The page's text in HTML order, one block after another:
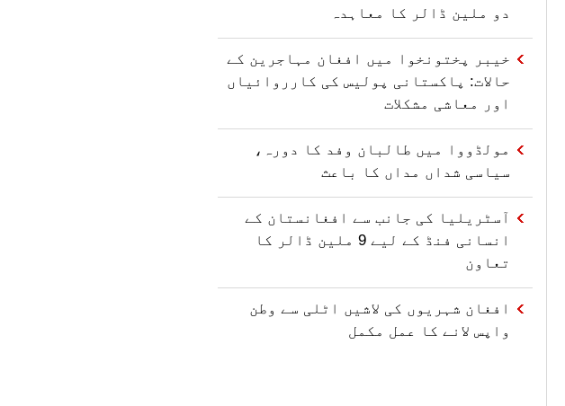
دو ملین ڈالر کا معاہدہ
خیبر پختونخوا میں افغان مہاجرین کے
حالات: پاکستانی پولیس کی کارروائیاں
اور معاشی مشکلات
مولڈووا میں طالبان وفد کا دورہ،
سیاسی شداں مداں کا باعث
آسٹریلیا کی جانب سے افغانستان کے
انسانی فنڈ کے لیے 9 ملین ڈالر کا
تعاون
افغان شہریوں کی لاشیں اٹلی سے وطن
واپس لانے کا عمل مکمل